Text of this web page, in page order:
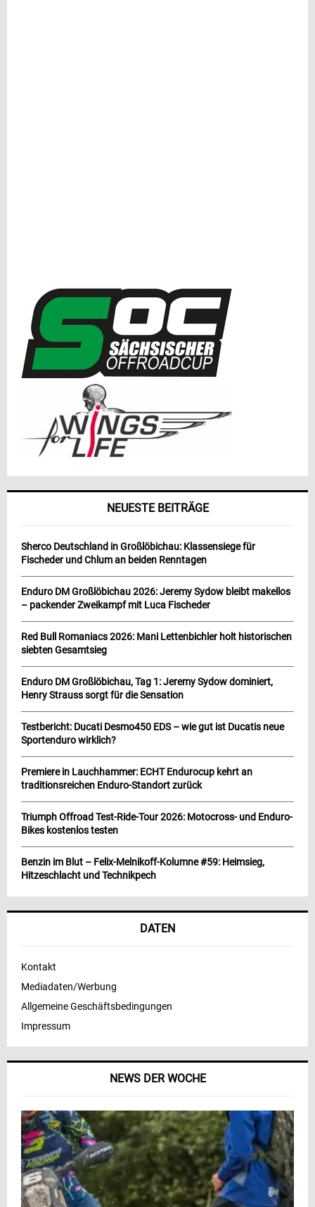
NEWS DER WOCHE
NEUESTE BEITRÄGE
Sherco Deutschland in Großlöbichau: Klassensiege für
Fischeder und Chlum an beiden Renntagen
Enduro DM Großlöbichau 2026: Jeremy Sydow bleibt makellos
– packender Zweikampf mit Luca Fischeder
Red Bull Romaniacs 2026: Mani Lettenbichler holt historischen
siebten Gesamtsieg
Enduro DM Großlöbichau, Tag 1: Jeremy Sydow dominiert,
Henry Strauss sorgt für die Sensation
Testbericht: Ducati Desmo450 EDS – wie gut ist Ducatis neue
Sportenduro wirklich?
Premiere in Lauchhammer: ECHT Endurocup kehrt an
traditionsreichen Enduro-Standort zurück
Triumph Offroad Test-Ride-Tour 2026: Motocross- und Enduro-
Bikes kostenlos testen
Benzin im Blut – Felix-Melnikoff-Kolumne #59: Heimsieg,
Hitzeschlacht und Technikpech
DATEN
Kontakt
Mediadaten/Werbung
Allgemeine Geschäftsbedingungen
Impressum